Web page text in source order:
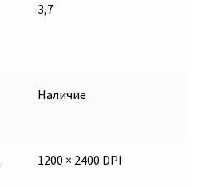
3,7
Наличие
1200 × 2400 DPI